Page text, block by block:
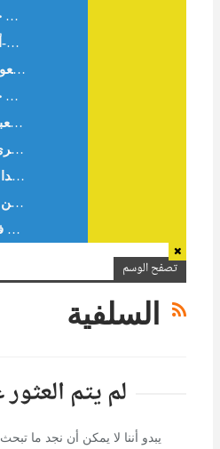
ثبت
تقييم
تصفح الوسم
السلفية
لم يتم
يبدو أننا لا يمكن أن نجد ما